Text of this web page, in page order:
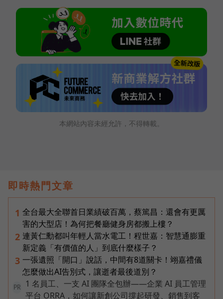
本網站內容未經允許，不得轉載。
即時熱門文章
1 全台最大全聯首日業績破百萬，蔡篤昌：還會有更厲
害的大型店！為何把餐廳健身房都搬上樓？
2 連黃仁勳都叫年輕人當水電工！程世嘉：智慧通膨重
新定義「有價值的人」到底什麼樣子？
3 一張遺照「開口」說話，中間有8道關卡！翊嘉禮儀
怎麼做出AI告別式，讓逝者最後道別？
PR
1 名員工、一支 AI 團隊全包辦——企業 AI 員工管理
平台 ORRA，如何讓新創公司撐起研發、銷售到客